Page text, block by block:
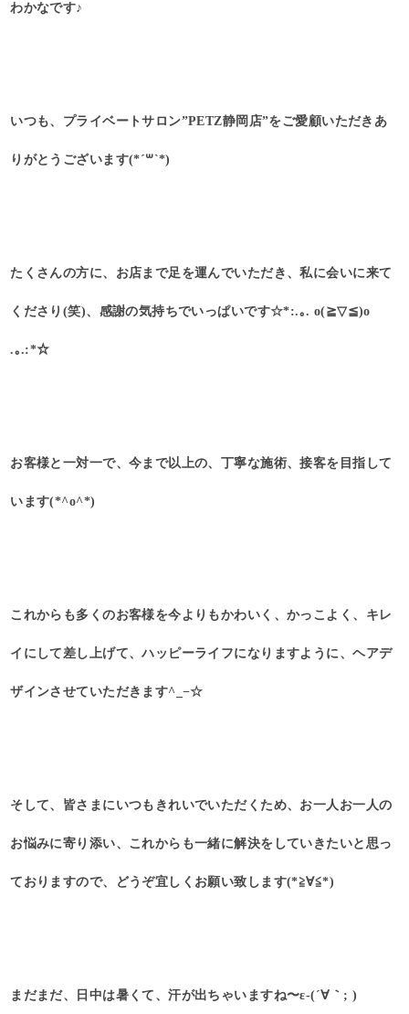
わかなです♪
いつも、プライベートサロン”PETZ静岡店”をご愛顧いただきあ
りがとうございます(*´꒳`*)
たくさんの方に、お店まで足を運んでいただき、私に会いに来て
くださり(笑)、感謝の気持ちでいっぱいです☆*:.｡. o(≧▽≦)o
.｡.:*☆
お客様と一対一で、今まで以上の、丁寧な施術、接客を目指して
います(*^o^*)
これからも多くのお客様を今よりもかわいく、かっこよく、キレ
イにして差し上げて、ハッピーライフになりますように、ヘアデ
ザインさせていただきます^_−☆
そして、皆さまにいつもきれいでいただくため、お一人お一人の
お悩みに寄り添い、これからも一緒に解決をしていきたいと思っ
ておりますので、どうぞ宜しくお願い致します(*≧∀≦*)
まだまだ、日中は暑くて、汗が出ちゃいますね〜ε-(´∀｀; )